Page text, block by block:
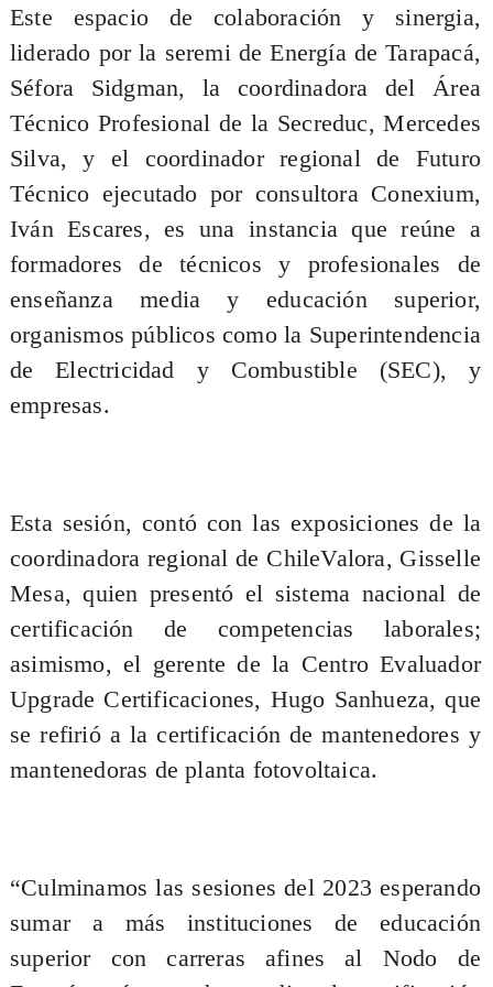
Este espacio de colaboración y sinergia,
liderado por la seremi de Energía de Tarapacá,
Séfora Sidgman, la coordinadora del Área
Técnico Profesional de la Secreduc, Mercedes
Silva, y el coordinador regional de Futuro
Técnico ejecutado por consultora Conexium,
Iván Escares, es una instancia que reúne a
formadores de técnicos y profesionales de
enseñanza media y educación superior,
organismos públicos como la Superintendencia
de Electricidad y Combustible (SEC), y
empresas.
Esta sesión, contó con las exposiciones de la
coordinadora regional de ChileValora, Gisselle
Mesa, quien presentó el sistema nacional de
certificación de competencias laborales;
asimismo, el gerente de la Centro Evaluador
Upgrade Certificaciones, Hugo Sanhueza, que
se refirió a la certificación de mantenedores y
mantenedoras de planta fotovoltaica.
“Culminamos las sesiones del 2023 esperando
sumar a más instituciones de educación
superior con carreras afines al Nodo de